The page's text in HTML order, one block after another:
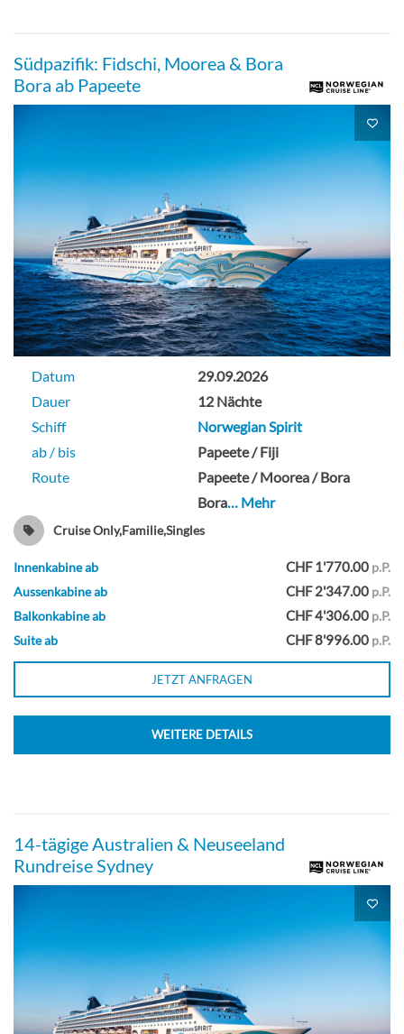
Familien-Außenkabine -[O4]
Meerblickkabine mit Panoramafenster-
[OA]
Deck 09
Aussenkabine
Meerblickkabine mit Panoramafenster,
Deck 09
Aussenkabine
Meerblickkabine mit Bullauge,
mittschiffs-[OF]
Aussenkabine
Südpazifik: Fidschi, Moorea & Bora
Bora ab Papeete
Datum
29.09.2026
Dauer
12 Nächte
Schiff
Norwegian Spirit
ab / bis
Papeete / Fiji
Route
Papeete / Moorea / Bora
Bora… Mehr
Cruise Only,Familie,Singles
Innenkabine ab CHF 1'770.00 p.P.
Aussenkabine ab
CHF 2'347.00 p.P.
Balkonkabine ab
CHF 4'306.00 p.P.
Suite ab
CHF 8'996.00 p.P.
JETZT ANFRAGEN
WEITERE DETAILS
14-tägige Australien & Neuseeland
Rundreise Sydney